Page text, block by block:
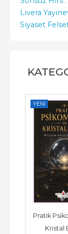
Livera
Siyaset
YENI
Pratik
Kristal